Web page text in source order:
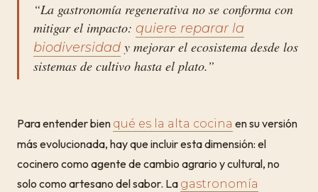
“La gastronomía regenerativa no se conforma con
mitigar el impacto: quiere reparar la
biodiversidad y mejorar el ecosistema desde los
sistemas de cultivo hasta el plato.”
Para entender bien qué es la alta cocina en su versión
más evolucionada, hay que incluir esta dimensión: el
cocinero como agente de cambio agrario y cultural, no
solo como artesano del sabor. La gastronomía